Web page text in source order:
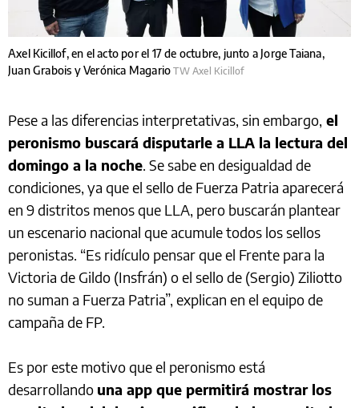
Axel Kicillof, en el acto por el 17 de octubre, junto a Jorge Taiana,
Juan Grabois y Verónica MagarioTW Axel Kicillof
Pese a las diferencias interpretativas, sin embargo, el
peronismo buscará disputarle a LLA la lectura del
domingo a la noche. Se sabe en desigualdad de
condiciones, ya que el sello de Fuerza Patria aparecerá
en 9 distritos menos que LLA, pero buscarán plantear
un escenario nacional que acumule todos los sellos
peronistas. “Es ridículo pensar que el Frente para la
Victoria de Gildo (Insfrán) o el sello de (Sergio) Ziliotto
no suman a Fuerza Patria”, explican en el equipo de
campaña de FP.
Es por este motivo que el peronismo está
desarrollando una app que permitirá mostrar los